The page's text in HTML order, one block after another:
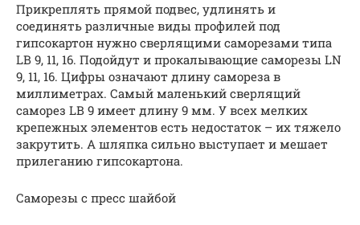
Прикреплять прямой подвес, удлинять и
соединять различные виды профилей под
гипсокартон нужно сверлящими саморезами типа
LB 9, 11, 16. Подойдут и прокалывающие саморезы LN
9, 11, 16. Цифры означают длину самореза в
миллиметрах. Самый маленький сверлящий
саморез LB 9 имеет длину 9 мм. У всех мелких
крепежных элементов есть недостаток – их тяжело
закрутить. А шляпка сильно выступает и мешает
прилеганию гипсокартона.
Саморезы с пресс шайбой